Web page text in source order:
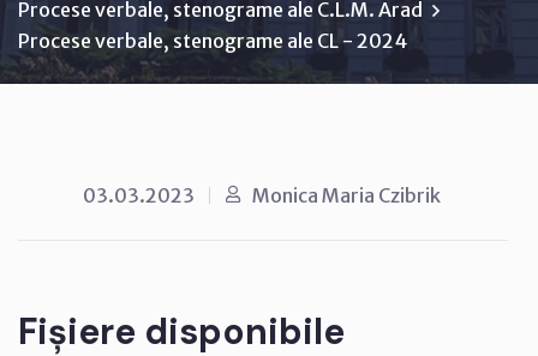
Procese verbale, stenograme ale C.L.M. Arad
Procese verbale, stenograme ale CL - 2024
03.03.2023 Monica Maria Czibrik
Fișiere disponibile